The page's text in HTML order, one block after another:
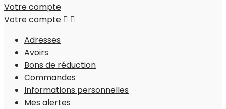
Votre compte
Votre compte  
Adresses
Avoirs
Bons de réduction
Commandes
Informations personnelles
Mes alertes